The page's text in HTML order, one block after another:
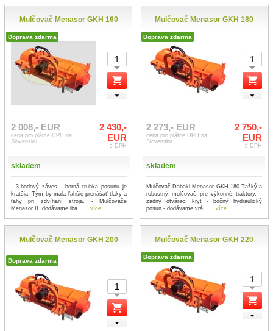
Mulčovač Menasor GKH 160
Doprava zdarma
2 008,- EUR
cena pro plátce DPH na
Slovensku
2 430,-
EUR
s DPH
skladem
- 3-bodový záves - horná trubka posunu je
kratšia. Tým by mala ľahšie prenášať tlaky a
ťahy pri zdvíhaní stroja. - Mulčovače
Menasor II. dodávame iba... ...více
Mulčovač Menasor GKH 180
Doprava zdarma
2 273,- EUR
cena pro plátce DPH na
Slovensku
2 750,-
EUR
s DPH
skladem
Mulčovač Dabaki Menasor GKH 180 Ťažký a
robustný mulčovač pre výkonné traktory. -
zadný otvárací kryt - bočný hydraulický
posun - dodávame vrá... ...více
Mulčovač Menasor GKH 200
Doprava zdarma
Mulčovač Menasor GKH 220
Doprava zdarma